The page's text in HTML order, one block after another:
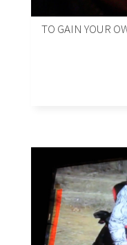
TO GAIN YOUR